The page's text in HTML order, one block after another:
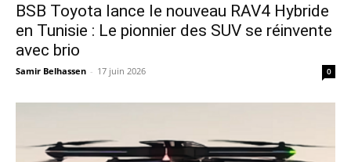
​BSB Toyota lance le nouveau RAV4 Hybride
en Tunisie : Le pionnier des SUV se réinvente
avec brio
Samir Belhassen - 17 juin 2026 0